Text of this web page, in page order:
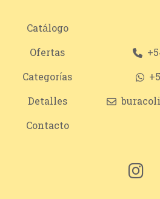
Catálogo
Ofertas
Categorías
Detalles
Contacto